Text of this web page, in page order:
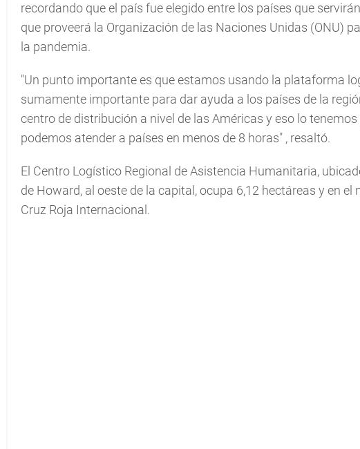
recordando que el país fue elegido entre los países que
que proveerá la Organización de las Naciones Unidas (ONU)
la pandemia.
"Un punto importante es que estamos usando la plataforma
sumamente importante para dar ayuda a los países de la
centro de distribución a nivel de las Américas y eso lo
podemos atender a países en menos de 8 horas" , resaltó.
El Centro Logístico Regional de Asistencia Humanitaria,
de Howard, al oeste de la capital, ocupa 6,12 hectáreas y en
Cruz Roja Internacional.